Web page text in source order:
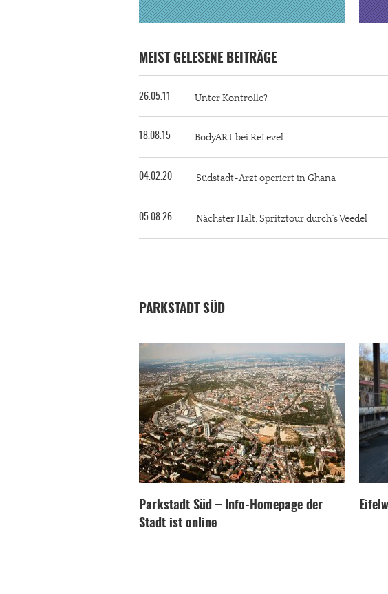
MEIST GELESENE BEITRÄGE
26.05.11 Unter Kontrolle?
18.08.15 BodyART bei ReLevel
04.02.20 Südstadt-Arzt operiert in Ghana
05.08.26 Nächster Halt: Spritztour durch´s Veedel
PARKSTADT SÜD
Parkstadt Süd – Info-Homepage der
Stadt ist online